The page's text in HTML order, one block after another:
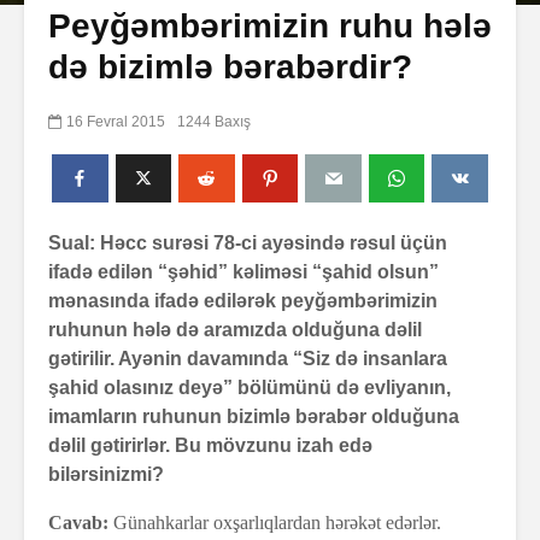
Peyğəmbərimizin ruhu hələ
də bizimlə bərabərdir?
16 Fevral 2015 1244 Baxış
Sual: Həcc surəsi 78-ci ayəsində rəsul üçün
ifadə edilən “şəhid” kəliməsi “şahid olsun”
mənasında ifadə edilərək peyğəmbərimizin
ruhunun hələ də aramızda olduğuna dəlil
gətirilir. Ayənin davamında “Siz də insanlara
şahid olasınız deyə” bölümünü də evliyanın,
imamların ruhunun bizimlə bərabər olduğuna
dəlil gətirirlər. Bu mövzunu izah edə
bilərsinizmi?
Cavab: Günahkarlar oxşarlıqlardan hərəkət edərlər.